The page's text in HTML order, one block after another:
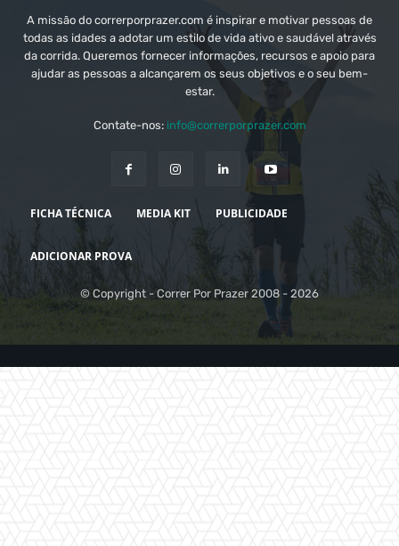
A missão do correrporprazer.com é inspirar e motivar pessoas de
todas as idades a adotar um estilo de vida ativo e saudável através
da corrida. Queremos fornecer informações, recursos e apoio para
ajudar as pessoas a alcançarem os seus objetivos e o seu bem-
estar.
Contate-nos: info@correrporprazer.com
FICHA TÉCNICA MEDIA KIT PUBLICIDADE
ADICIONAR PROVA
© Copyright - Correr Por Prazer 2008 - 2026